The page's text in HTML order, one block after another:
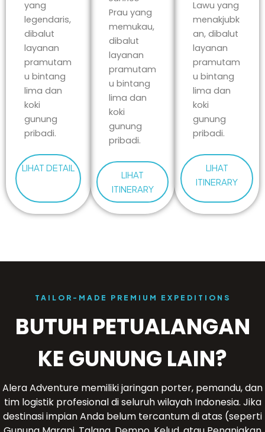
yang
legendaris,
dibalut
layanan
pramutam
u bintang
lima dan
koki
gunung
pribadi.
LIHAT DETAIL
Prau yang
memukau,
dibalut
layanan
pramutam
u bintang
lima dan
koki
gunung
pribadi.
LIHAT
ITINERARY
Lawu yang
menakjubk
an, dibalut
layanan
pramutam
u bintang
lima dan
koki
gunung
pribadi.
LIHAT
ITINERARY
TAILOR-MADE PREMIUM EXPEDITIONS
BUTUH PETUALANGAN
KE GUNUNG LAIN?
Alera Adventure memiliki jaringan porter, pemandu, dan
tim logistik profesional di seluruh wilayah Indonesia. Jika
destinasi impian Anda belum tercantum di atas (seperti